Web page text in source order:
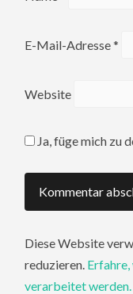
E-Mail-Adresse*
Website
Ja, füge mich zu
Diese Website
reduzieren.
verarbeitet werden.